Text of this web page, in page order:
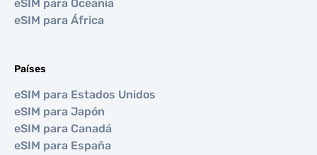
eSIM para Oceanía
eSIM para África
Países
eSIM para Estados Unidos
eSIM para Japón
eSIM para Canadá
eSIM para España